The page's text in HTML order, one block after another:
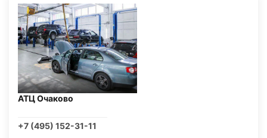
АТЦ Очаково
+7 (495) 152-31-11